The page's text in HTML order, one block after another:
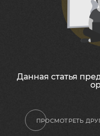
Данная статья
ПРОСМОТРЕТЬ